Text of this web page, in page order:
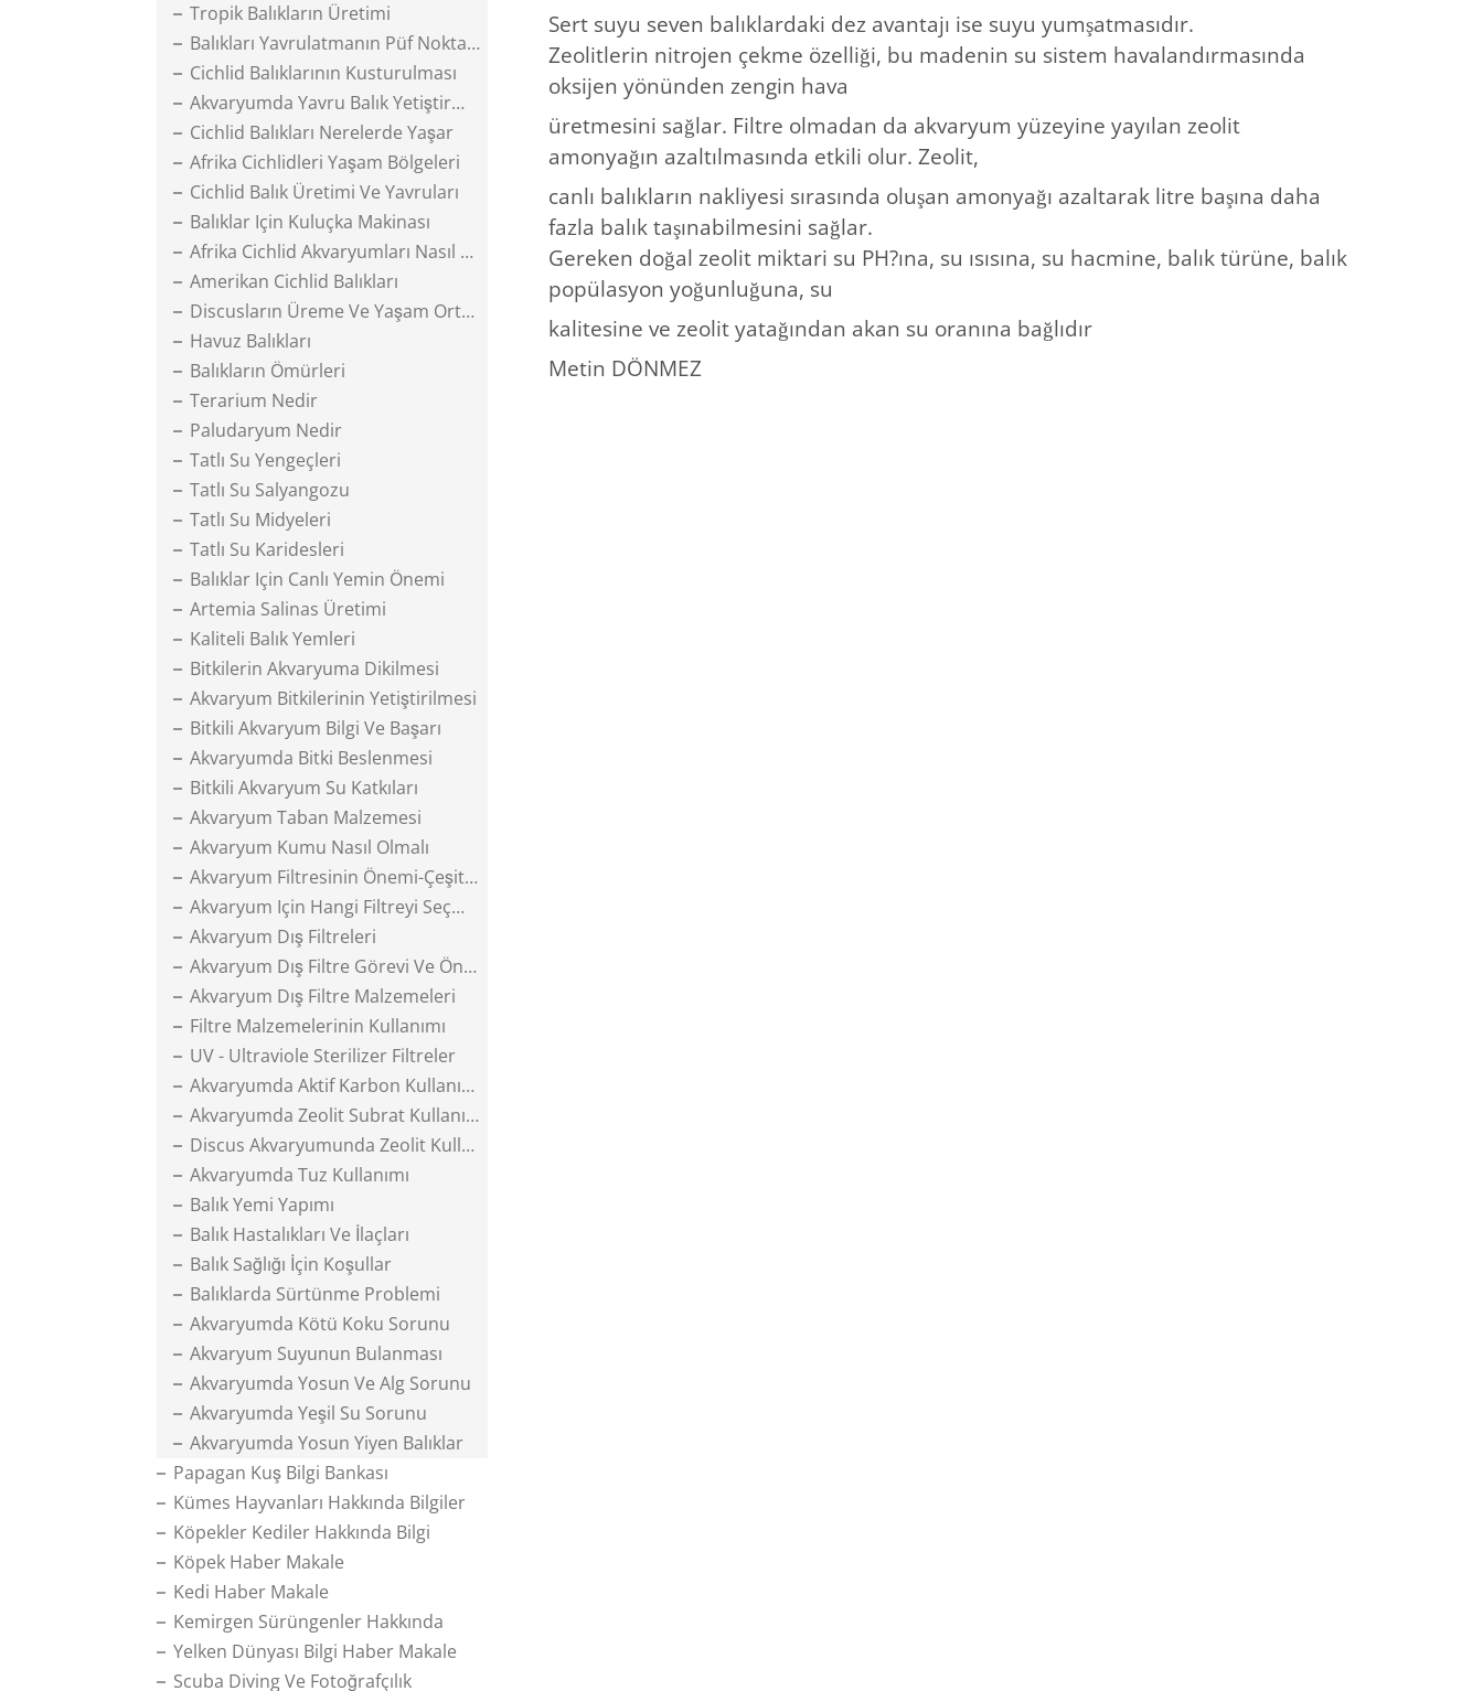
Tropik Balıkların Üretimi
Balıkları Yavrulatmanın Püf Noktaları
Cichlid Balıklarının Kusturulması
Akvaryumda Yavru Balık Yetiştirmek
Cichlid Balıkları Nerelerde Yaşar
Afrika Cichlidleri Yaşam Bölgeleri
Cichlid Balık Üretimi Ve Yavruları
Balıklar Için Kuluçka Makinası
Afrika Cichlid Akvaryumları Nasıl Olmalıdır
Amerikan Cichlid Balıkları
Discusların Üreme Ve Yaşam Ortamı
Havuz Balıkları
Balıkların Ömürleri
Terarium Nedir
Paludaryum Nedir
Tatlı Su Yengeçleri
Tatlı Su Salyangozu
Tatlı Su Midyeleri
Tatlı Su Karidesleri
Balıklar Için Canlı Yemin Önemi
Artemia Salinas Üretimi
Kaliteli Balık Yemleri
Bitkilerin Akvaryuma Dikilmesi
Akvaryum Bitkilerinin Yetiştirilmesi
Bitkili Akvaryum Bilgi Ve Başarı
Akvaryumda Bitki Beslenmesi
Bitkili Akvaryum Su Katkıları
Akvaryum Taban Malzemesi
Akvaryum Kumu Nasıl Olmalı
Akvaryum Filtresinin Önemi-Çeşitleri
Akvaryum Için Hangi Filtreyi Seçmeli
Akvaryum Dış Filtreleri
Akvaryum Dış Filtre Görevi Ve Önemi
Akvaryum Dış Filtre Malzemeleri
Filtre Malzemelerinin Kullanımı
UV - Ultraviole Sterilizer Filtreler
Akvaryumda Aktif Karbon Kullanımı
Akvaryumda Zeolit Subrat Kullanımı
Discus Akvaryumunda Zeolit Kullanımı
Akvaryumda Tuz Kullanımı
Balık Yemi Yapımı
Balık Hastalıkları Ve İlaçları
Balık Sağlığı İçin Koşullar
Balıklarda Sürtünme Problemi
Akvaryumda Kötü Koku Sorunu
Akvaryum Suyunun Bulanması
Akvaryumda Yosun Ve Alg Sorunu
Akvaryumda Yeşil Su Sorunu
Akvaryumda Yosun Yiyen Balıklar
Papagan Kuş Bilgi Bankası
Kümes Hayvanları Hakkında Bilgiler
Köpekler Kediler Hakkında Bilgi
Köpek Haber Makale
Kedi Haber Makale
Kemirgen Sürüngenler Hakkında
Yelken Dünyası Bilgi Haber Makale
Scuba Diving Ve Fotoğrafçılık
Sert suyu seven balıklardaki dez avantajı ise suyu yumşatmasıdır.
Zeolitlerin nitrojen çekme özelliği, bu madenin su sistem havalandırmasında
oksijen yönünden zengin hava
üretmesini sağlar. Filtre olmadan da akvaryum yüzeyine yayılan zeolit
amonyağın azaltılmasında etkili olur. Zeolit,
canlı balıkların nakliyesi sırasında oluşan amonyağı azaltarak litre başına daha
fazla balık taşınabilmesini sağlar.
Gereken doğal zeolit miktari su PH?ına, su ısısına, su hacmine, balık türüne, balık
popülasyon yoğunluğuna, su
kalitesine ve zeolit yatağından akan su oranına bağlıdır
Metin DÖNMEZ